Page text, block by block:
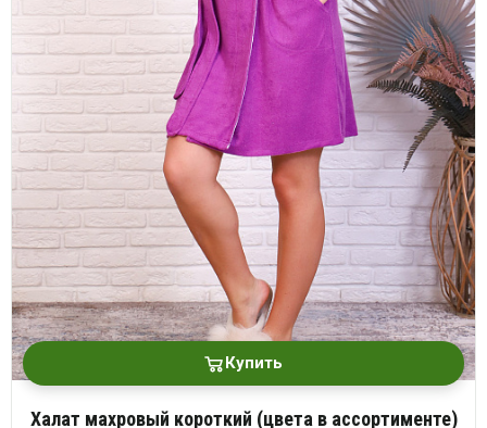
Купить
Халат махровый короткий (цвета в ассортименте)